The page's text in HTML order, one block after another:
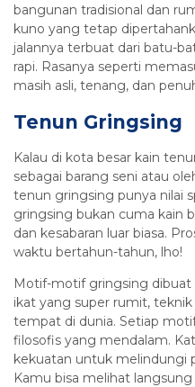
bangunan tradisional dan
kuno yang tetap
jalannya terbuat dari batu-
rapi. Rasanya seperti
masih asli, tenang, dan
Tenun Gringsing
Kalau di kota besar kain
sebagai barang seni atau
tenun gringsing punya nilai
gringsing bukan cuma kain
dan kesabaran luar biasa.
waktu bertahun-tahun, lho!
Motif-motif gringsing
ikat yang super rumit,
tempat di dunia. Setiap
filosofis yang mendalam.
kekuatan untuk melindungi
Kamu bisa melihat